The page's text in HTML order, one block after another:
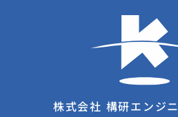
株式会社 構研エンジ